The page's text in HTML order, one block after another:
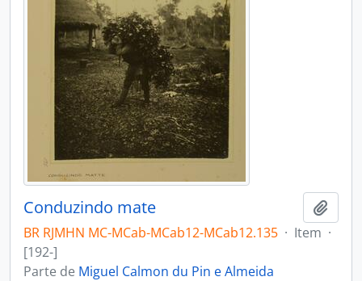
Conduzindo mate
BR RJMHN MC-MCab-MCab12-MCab12.135 · Item ·
[192-]
Parte de Miguel Calmon du Pin e Almeida